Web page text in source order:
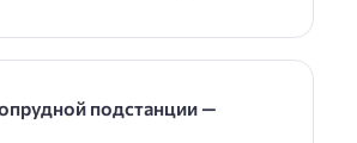
подстанции —